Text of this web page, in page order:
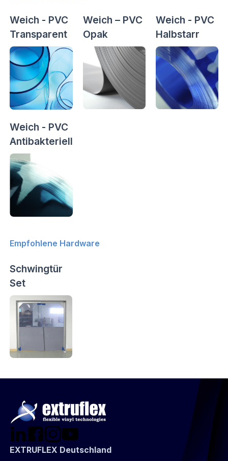
Weich - PVC
Transparent
Weich – PVC
Opak
Weich - PVC
Halbstarr
Weich - PVC
Antibakteriell
Empfohlene Hardware
Schwingtür
Set
EXTRUFLEX Deutschland